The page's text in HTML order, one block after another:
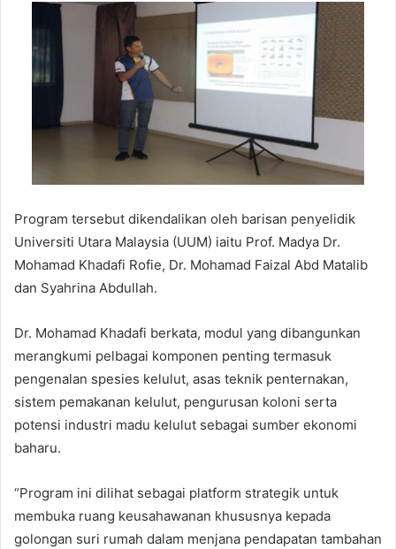
Program tersebut dikendalikan oleh barisan penyelidik
Universiti Utara Malaysia (UUM) iaitu Prof. Madya Dr.
Mohamad Khadafi Rofie, Dr. Mohamad Faizal Abd Matalib
dan Syahrina Abdullah.
Dr. Mohamad Khadafi berkata, modul yang dibangunkan
merangkumi pelbagai komponen penting termasuk
pengenalan spesies kelulut, asas teknik penternakan,
sistem pemakanan kelulut, pengurusan koloni serta
potensi industri madu kelulut sebagai sumber ekonomi
baharu.
“Program ini dilihat sebagai platform strategik untuk
membuka ruang keusahawanan khususnya kepada
golongan suri rumah dalam menjana pendapatan tambahan